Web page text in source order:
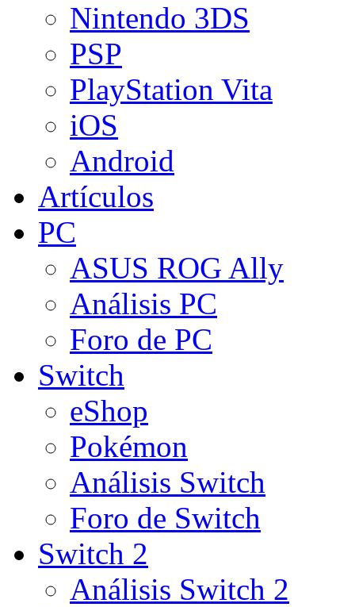
Nintendo 3DS
PSP
PlayStation Vita
iOS
Android
Artículos
PC
ASUS ROG Ally
Análisis PC
Foro de PC
Switch
eShop
Pokémon
Análisis Switch
Foro de Switch
Switch 2
Análisis Switch 2